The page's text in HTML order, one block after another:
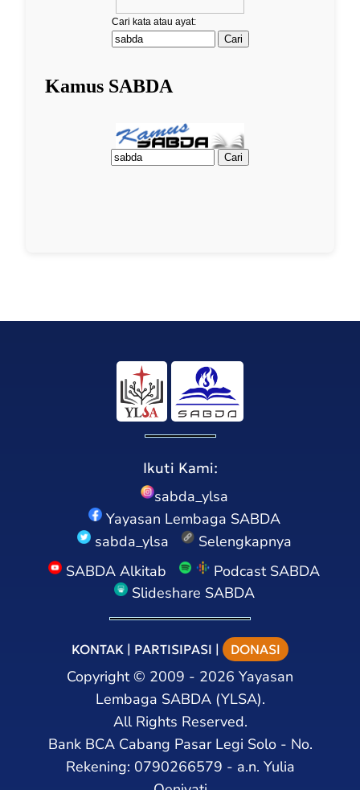
Ikuti Kami:
sabda_ylsa
Yayasan Lembaga SABDA
sabda_ylsa
Selengkapnya
SABDA Alkitab
Podcast SABDA
Slideshare SABDA
KONTAK | PARTISIPASI | DONASI
Copyright© 2009 - 2026 Yayasan
Lembaga SABDA (YLSA).
All Rights Reserved.
Bank BCA Cabang Pasar Legi Solo - No.
Rekening: 0790266579 - a.n. Yulia